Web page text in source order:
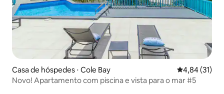
Casa de hóspedes ⋅ Cole Bay 4,84 de uma
4,84 (31)
Novo! Apartamento com piscina e vista para o mar #5